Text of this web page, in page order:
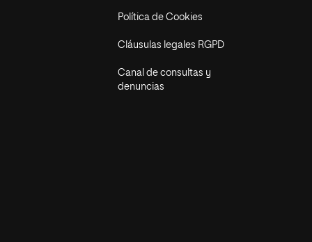
Política de Cookies
Cláusulas legales RGPD
Canal de consultas y
denuncias